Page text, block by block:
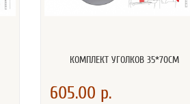
КОМПЛЕКТ УГОЛКОВ 35*70СМ
605.00 р.